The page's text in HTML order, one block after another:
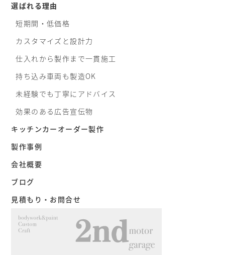
選ばれる理由
短期間・低価格
カスタマイズと設計力
仕入れから製作まで一貫施工
持ち込み車両も製造OK
未経験でも丁寧にアドバイス
効果のある広告宣伝物
キッチンカーオーダー製作
製作事例
会社概要
ブログ
見積もり・お問合せ